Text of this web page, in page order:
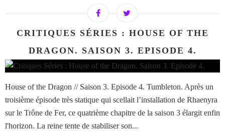
CRITIQUES SÉRIES : HOUSE OF THE
DRAGON. SAISON 3. EPISODE 4.
House of the Dragon // Saison 3. Episode 4. Tumbleton. Après un
troisième épisode très statique qui scellait l’installation de Rhaenyra
sur le Trône de Fer, ce quatrième chapitre de la saison 3 élargit enfin
l'horizon. La reine tente de stabiliser son...